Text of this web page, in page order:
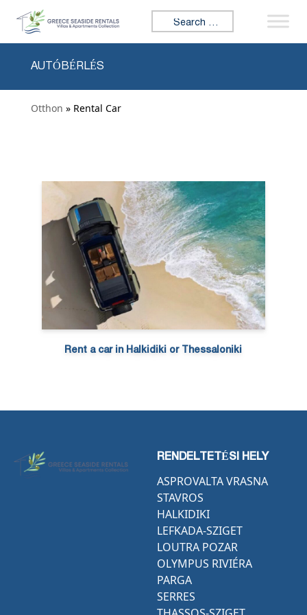
Skip to content
Search for:
AUTÓBÉRLÉS
Otthon » Rental Car
Rent a car in Halkidiki or Thessaloniki
RENDELTETÉSI HELY
ASPROVALTA VRASNA
STAVROS
HALKIDIKI
LEFKADA-SZIGET
LOUTRA POZAR
OLYMPUS RIVIÉRA
PARGA
SERRES